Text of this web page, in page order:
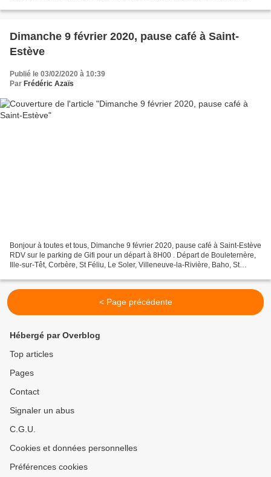
Dimanche 9 février 2020, pause café à Saint-
Estève
Publié le 03/02/2020 à 10:39
Par Frédéric Azaïs
Bonjour à toutes et tous, Dimanche 9 février 2020, pause café à Saint-Estève
RDV sur le parking de Gifi pour un départ à 8H00 . Départ de Bouleternère,
Ille-sur-Têt, Corbère, St Féliu, Le Soler, Villeneuve-la-Rivière, Baho, St
< Page précédente
Hébergé par Overblog
Top articles
Pages
Contact
Signaler un abus
C.G.U.
Cookies et données personnelles
Préférences cookies